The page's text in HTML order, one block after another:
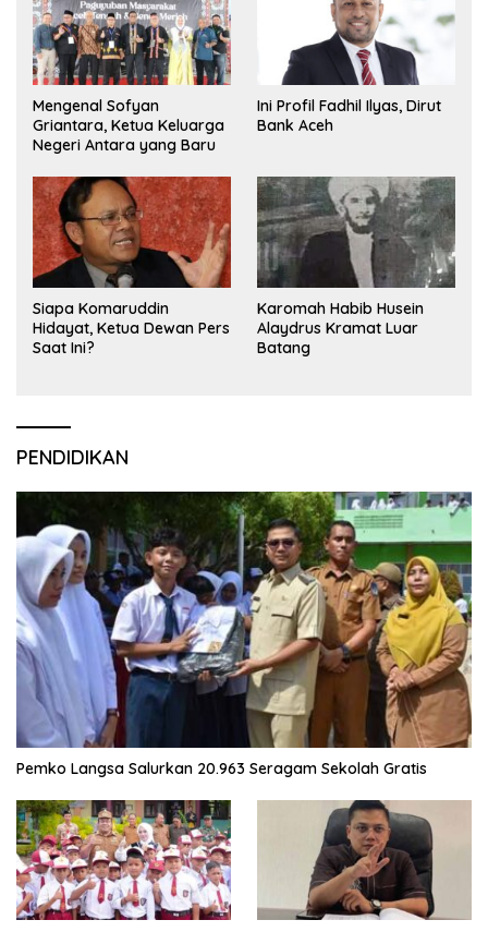
Mengenal Sofyan
Griantara, Ketua Keluarga
Negeri Antara yang Baru
Ini Profil Fadhil Ilyas, Dirut
Bank Aceh
Siapa Komaruddin
Hidayat, Ketua Dewan Pers
Saat Ini?
Karomah Habib Husein
Alaydrus Kramat Luar
Batang
PENDIDIKAN
Pemko Langsa Salurkan 20.963 Seragam Sekolah Gratis